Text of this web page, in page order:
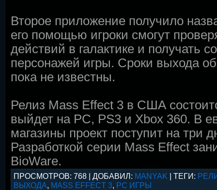
Второе приложение получило
его помощью игроки смогут
действий в галактике и получать
персонажей игры. Сроки выхода
пока не известны.
Релиз Mass Effect 3 в США
выйдет на PC, PS3 и Xbox 360. В
магазины проект поступит на три
Разработкой серии Mass Effect
BioWare.
ПРОСМОТРОВ: 768 | ДОБАВИЛ: MANYAK | ТЕГИ:
ВЫХОДА, MASS EFFECT 3, PC ИГРЫ